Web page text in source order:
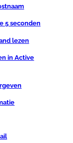
5 seconden
lezen
in Active